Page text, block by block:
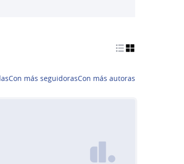
Con más seguidorasCon más autoras